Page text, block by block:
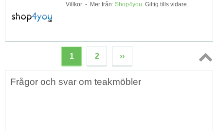
Villkor: -. Mer från: Shop4you. Giltig tills vidare.
1 2 ››
Topp
Frågor och svar om teakmöbler